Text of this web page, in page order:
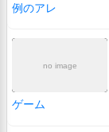
例のアレ
no image
ゲーム